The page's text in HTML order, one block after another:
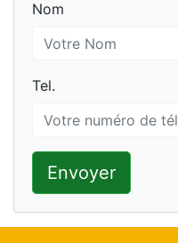
Nom
Nom
Tel.
Tel.
Envoyer